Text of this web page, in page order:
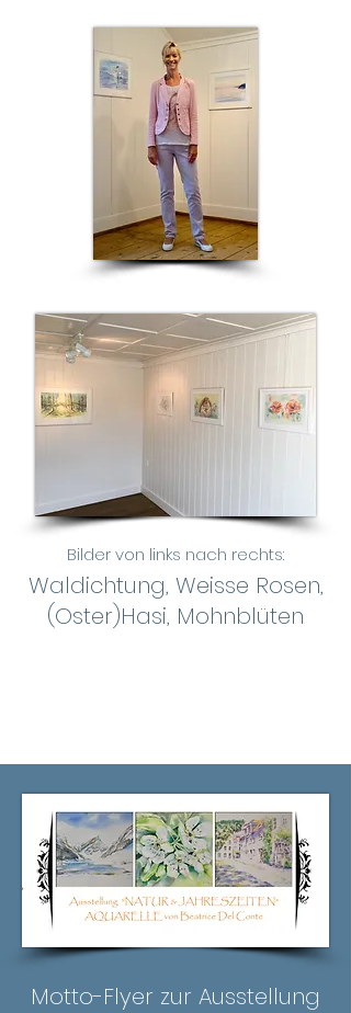
Bilder von links nach rechts:
Waldichtung, Weisse Rosen,
(Oster)Hasi, Mohnblüten
Motto-Flyer zur Ausstellung